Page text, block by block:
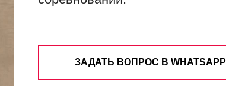
ЗАДАТЬ ВОПРОС В WHATSAPP